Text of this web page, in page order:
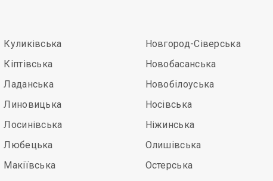
Куликівська
Кіптівська
Ладанська
Линовицька
Лосинівська
Любецька
Макіївська
Новгород-Сіверська
Новобасанська
Новобілоуська
Носівська
Ніжинська
Олишівська
Остерська